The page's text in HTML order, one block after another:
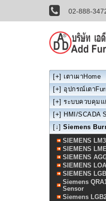
02-888-
[+] เตาเผาHome
[+] อุปกรณ์เตา
[+] ระบบควบคุมแ
[+] HMI/SCADA
[↓] Siemens
SIEMENS
SIEMENS
SIEMENS
SIEMENS
SIEMENS
Siemens
Sensor
Siemens